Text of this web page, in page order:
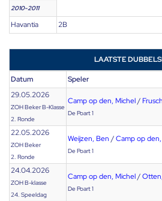
2010-2011
Havantia 2B
LAATSTE
Datum Speler
29.05.2026
ZOH Beker B-Klasse
2. Ronde
Camp op den, Michel/
De Poart 1
22.05.2026
ZOH Beker
2. Ronde
Weijzen, Ben /Camp op
De Poart 1
24.04.2026
ZOH B-klasse
24. Speeldag
Camp op den, Michel/
De Poart 1